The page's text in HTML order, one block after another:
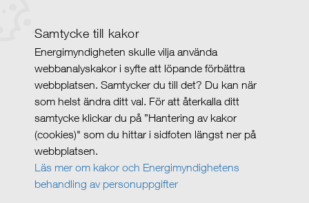
Samtycke till kakor
Energimyndigheten skulle vilja använda
webbanalyskakor i syfte att löpande förbättra
webbplatsen. Samtycker du till det? Du kan när
som helst ändra ditt val. För att återkalla ditt
samtycke klickar du på ”Hantering av kakor
(cookies)" som du hittar i sidfoten längst ner på
webbplatsen.
Läs mer om kakor och Energimyndighetens
behandling av personuppgifter